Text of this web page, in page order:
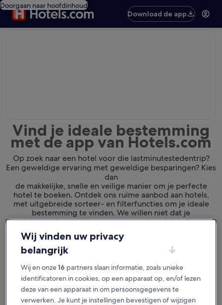
Doorgaan naar hoofdinhoud
Download de app
Vind je ideale bestemming
met de app van Hotels.com
Op zoek naar een hotel voor die lastminutestedentrip?
Een geweldige ervaring met geweldige besparingen? Kies
dan
de makkelijke, snelle en veilige manier om je perfecte
hotel te boeken. Ontdek ons ruime aanbod aan hotels,
met uitgebreide sorteer- en filterfuncties om je ideale
bestemming te vinden. We willen niet dat je
de plek waar je verblijft gewoon leuk vindt. We willen dat
je het geweldig vindt.
Beschikbaar voor iOS en Android
Wij vinden uw privacy
belangrijk
Wij en onze16 partners slaan informatie, zoals unieke
identificatoren in cookies, op een apparaat op, en/of lezen
deze van een apparaat in om persoonsgegevens te
verwerken. Je kunt je instellingen bevestigen of wijzigen